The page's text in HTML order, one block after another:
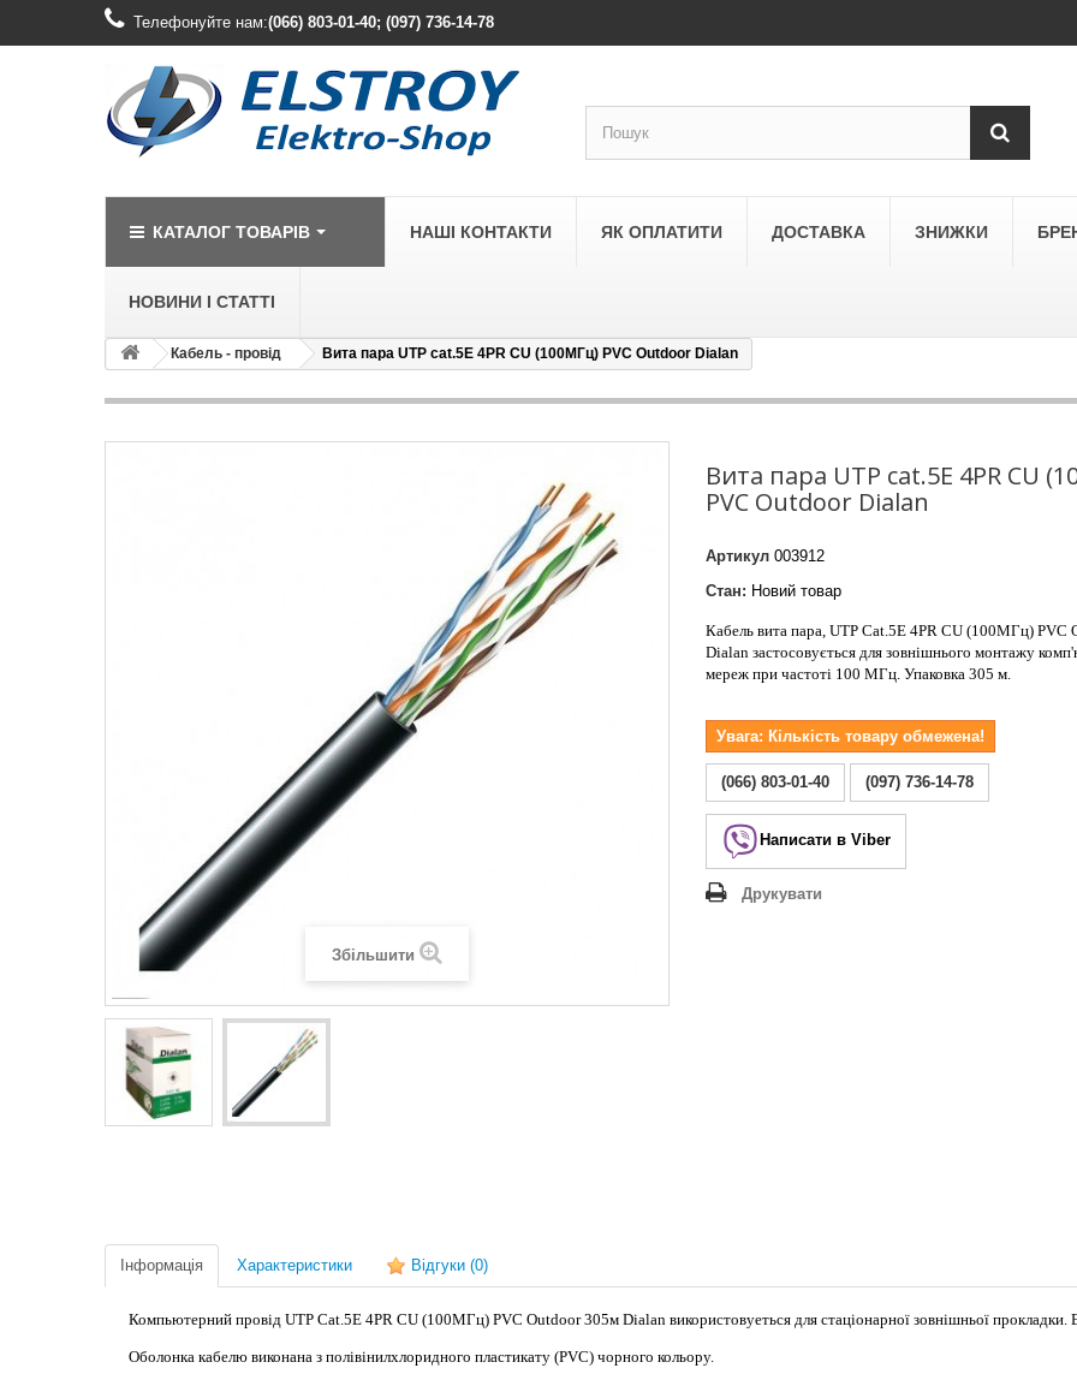
Телефонуйте нам:(066) 803-01-40; (097) 736-14-78
КАТАЛОГ ТОВАРІВ
LEGRAND
Legrand Forix
Legrand SUNO
Legrand Valena Allure
Legrand Valena Classic
Legrand Valena Life
LEZARD
Lezard Deriy
НАШІ КОНТАКТИ ЯК ОПЛАТИТИ ДОСТАВКА ЗНИЖКИ
НОВИНИ І СТАТТІ
Кабель - провід Вита пара UTP cat.5E 4PR CU (100МГц) PVC Outdoor Dialan
Збільшити
Вита пара UTP cat.5E 4PR CU
PVC Outdoor Dialan
Артикул 003912
Стан: Новий товар
Кабель вита пара, UTP Сat.5E 4PR CU (100МГц) PVC
Dialan застосовується для зовнішнього монтажу
мереж при частоті 100 МГц. Упаковка 305 м.
Увага: Кількість товару обмежена!
(066) 803-01-40 (097) 736-14-78
Написати в Viber
Друкувати
Інформація Характеристики Відгуки (0)
Компьютерний провід UTP Сat.5E 4PR CU (100МГц) PVC Outdoor 305м Dialan використовуеться для стаціонарної зовнішньої прокладки.
Оболонка кабелю виконана з полівінилхлоридного пластикату (PVC) чорного кольору.